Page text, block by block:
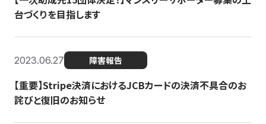
台づくりを目指します
2023.06.27 障害報告
【重要】Stripe決済におけるJCBカードの決済不具合のお
詫びと復旧のお知らせ